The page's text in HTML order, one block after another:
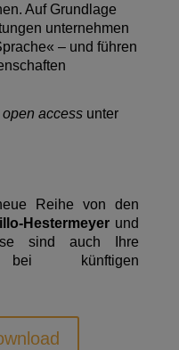
Auf Grundlage
unternehmen
– und führen
open accessunter
Reihe von den
Hestermeyer und
sind auch Ihre
bei künftigen